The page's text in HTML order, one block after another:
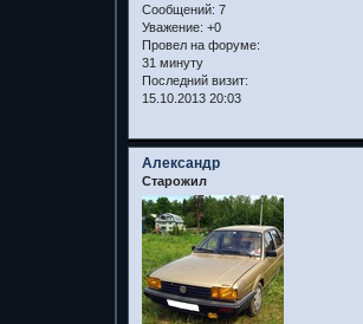
Сообщений: 7
Уважение: +0
Провел на форуме:
31 минуту
Последний визит:
15.10.2013 20:03
Александр
Старожил